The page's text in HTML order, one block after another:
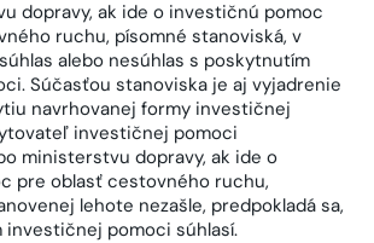
dopravy, ak ide o investičnú pomoc
ruchu, písomné stanoviská, v
alebo nesúhlas s poskytnutím
Súčasťou stanoviska je aj vyjadrenie
navrhovanej formy investičnej
investičnej pomoci
ministerstvu dopravy, ak ide o
pre oblasť cestovného ruchu,
lehote nezašle, predpokladá sa,
investičnej pomoci súhlasí.